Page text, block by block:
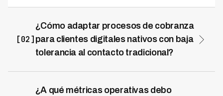
[02]
¿Cómo adaptar procesos de cobranza
para clientes digitales nativos con baja
tolerancia al contacto tradicional?
comunicación. Kleva opera en 7 países de LATAM y ha
¿A qué métricas operativas debo